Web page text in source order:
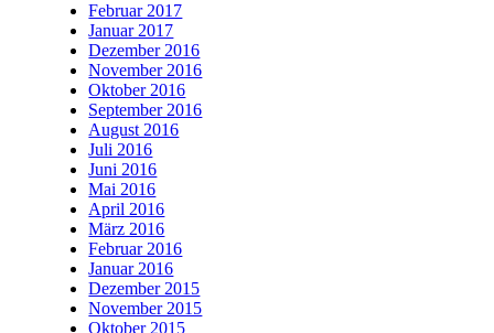
Februar 2017
Januar 2017
Dezember 2016
November 2016
Oktober 2016
September 2016
August 2016
Juli 2016
Juni 2016
Mai 2016
April 2016
März 2016
Februar 2016
Januar 2016
Dezember 2015
November 2015
Oktober 2015